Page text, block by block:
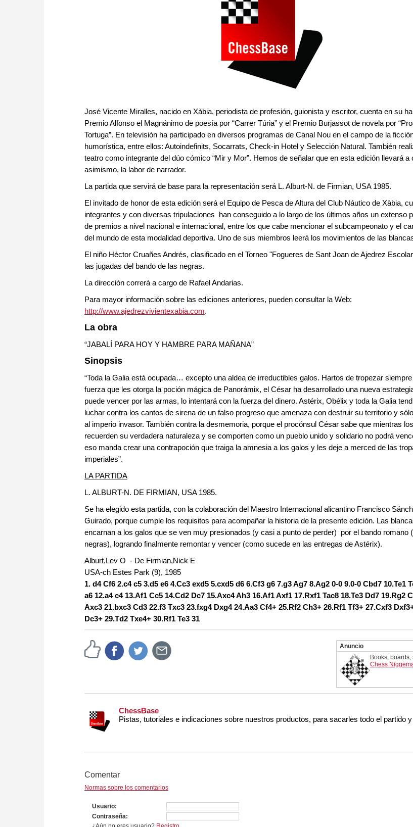
José Vicente Miralles, nacido en Xàbia, periodista de profesión, guionista y escritor, cuenta en su
Premio Alfonso el Magnánimo de poesía por “Carrer Túria” y el Premio Burjassot de novela por
Tortuga”. En televisión ha participado en diversos programas de Canal Nou en el campo de la
humorística, entre ellos: Autoindefinits, Socarrats, Check-in Hotel y Selección Natural. También
teatro como integrante del dúo cómico “Mir y Mor”. Hemos de señalar que en esta edición llevará a
asimismo, la labor de narrador.
La partida que servirá de base para la representación será L. Alburt-N. de Firmian, USA 1985.
El invitado de honor de esta edición será el Equipo de Pesca de Altura del Club Náutico de Xàbia,
integrantes y con diversas tripulaciones han conseguido a lo largo de los últimos años un extenso
de premios a nivel nacional e internacional, entre los que cabe mencionar el subcampeonato y el
del mundo de esta modalidad deportiva. Uno de sus miembros leerá los movimientos de las
El niño Héctor Cruañes Andrés, clasificado en el Torneo "Fogueres de Sant Joan de Ajedrez
las jugadas del bando de las negras.
La dirección correrá a cargo de Rafael Andarias.
Para mayor información sobre las ediciones anteriores, pueden consultar la Web:
http://www.ajedrezvivientexabia.com.
La obra
“JABALÍ PARA HOY Y HAMBRE PARA MAÑANA”
Sinopsis
“Toda la Galia está ocupada… excepto una aldea de irreductibles galos. Hartos de tropezar
fuerza que les otorga la poción mágica de Panorámix, el César ha desarrollado una nueva
puede vencer por las armas, lo intentará con la fuerza del dinero. Astérix, Obélix y toda la Galia
luchar contra los cantos de sirena de un falso progreso que amenaza con destruir su territorio y
al imperio invasor. También contra la desmemoria, porque el procónsul César sabe que mientras
recuerden su verdadera naturaleza y se comporten como un pueblo unido y solidario no podrá
eso manda crear una contrapoción que traiga la amnesia a los galos y les deje a merced de las
imperiales”.
LA PARTIDA
L. ALBURT-N. DE FIRMIAN, USA 1985.
Se ha elegido esta partida, con la colaboración del Maestro Internacional alicantino Francisco
Guirado, porque cumple los requisitos para acompañar la historia de la presente edición. Las
encarnan a los galos que se ven muy presionados (y casi a punto de perder) por el bando romano
negras), logrando finalmente remontar y vencer (como sucede en las entregas de Astérix).
Alburt,Lev O - De Firmian,Nick E
USA-ch Estes Park (9), 1985
1. d4 Cf6 2.c4 c5 3.d5 e6 4.Cc3 exd5 5.cxd5 d6 6.Cf3 g6 7.g3 Ag7 8.Ag2 0-0 9.0-0 Cbd7 10.Te1
a6 12.a4 c4 13.Af1 Cc5 14.Cd2 Dc7 15.Axc4 Ah3 16.Af1 Axf1 17.Rxf1 Tac8 18.Te3 Dd7 19.Rg2
Axc3 21.bxc3 Cd3 22.f3 Txc3 23.fxg4 Dxg4 24.Aa3 Cf4+ 25.Rf2 Ch3+ 26.Rf1 Tf3+ 27.Cxf3
Dc3+ 29.Td2 Txe4+ 30.Rf1 Te3 31
Anuncio
Books, boards,
Chess
ChessBase
Pistas, tutoriales e indicaciones sobre nuestros productos, para sacarles todo el partido
Comentar
Normas sobre los comentarios
Usuario
Contraseña